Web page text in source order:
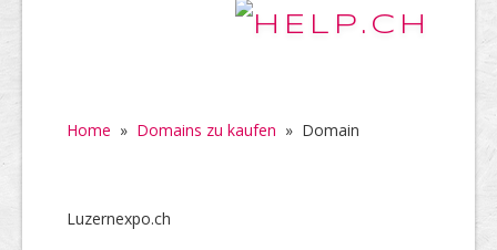
Home » Domains zu kaufen » Domain
Luzernexpo.ch